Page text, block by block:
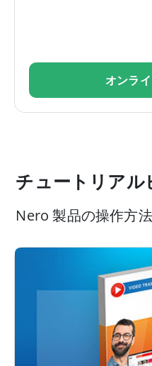
オンラ
チュートリアル
Nero 製品の操作方